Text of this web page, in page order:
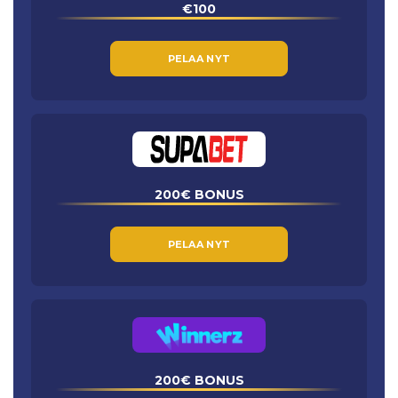
€100
PELAA NYT
200€ BONUS
PELAA NYT
200€ BONUS